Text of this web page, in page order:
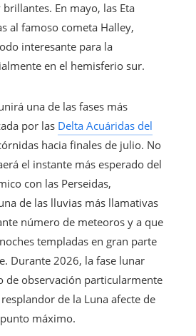
En mayo, las Eta
al famoso cometa Halley,
interesante para la
en el hemisferio sur.
una de las fases más
por las Delta Acuáridas del
hacia finales de julio. No
el instante más esperado del
con las Perseidas,
de las lluvias más llamativas
número de meteoros y a que
templadas en gran parte
Durante 2026, la fase lunar
de observación particularmente
de la Luna afecte de
máximo.